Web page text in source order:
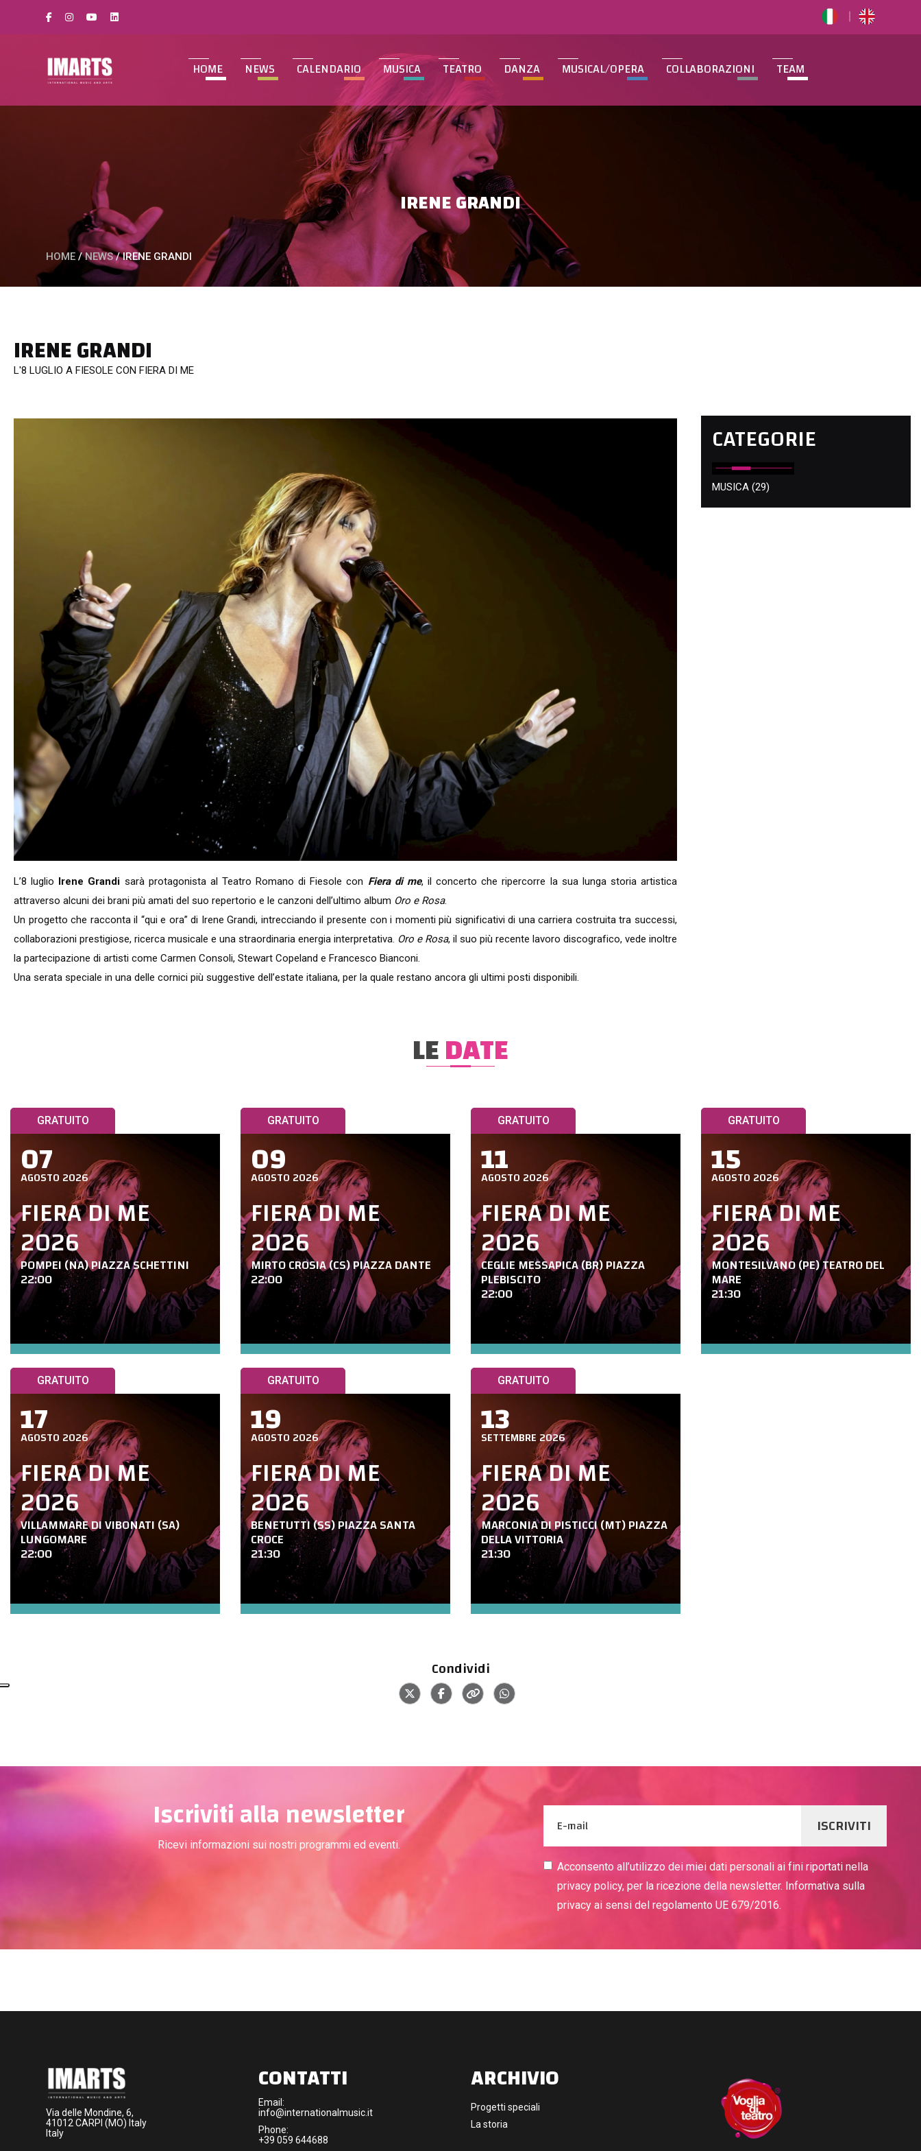
HOME NEWS CALENDARIO MUSICA TEATRO DANZA MUSICAL/OPERA COLLABORAZIONI TEAM
IRENE GRANDI
HOME / NEWS / IRENE GRANDI
IRENE GRANDI
L'8 LUGLIO A FIESOLE CON FIERA DI ME
L’8 luglio Irene Grandi sarà protagonista al Teatro Romano di Fiesole con Fiera di me, il concerto che ripercorre la sua lunga storia artistica
attraverso alcuni dei brani più amati del suo repertorio e le canzoni dell’ultimo album Oro e Rosa.
Un progetto che racconta il “qui e ora” di Irene Grandi, intrecciando il presente con i momenti più significativi di una carriera costruita tra successi,
collaborazioni prestigiose, ricerca musicale e una straordinaria energia interpretativa. Oro e Rosa, il suo più recente lavoro discografico, vede inoltre
la partecipazione di artisti come Carmen Consoli, Stewart Copeland e Francesco Bianconi.
Una serata speciale in una delle cornici più suggestive dell’estate italiana, per la quale restano ancora gli ultimi posti disponibili.
CATEGORIE
MUSICA (29)
LEDATE
GRATUITO
07
AGOSTO 2026
FIERA DI ME
2026
POMPEI (NA) PIAZZA SCHETTINI
22:00
GRATUITO
09
AGOSTO 2026
FIERA DI ME
2026
MIRTO CROSIA (CS) PIAZZA DANTE
22:00
GRATUITO
11
AGOSTO 2026
FIERA DI ME
2026
CEGLIE MESSAPICA (BR) PIAZZA
PLEBISCITO
22:00
GRATUITO
15
AGOSTO 2026
FIERA DI ME
2026
MONTESILVANO (PE) TEATRO DEL
MARE
21:30
GRATUITO
17
AGOSTO 2026
FIERA DI ME
2026
VILLAMMARE DI VIBONATI (SA)
LUNGOMARE
22:00
GRATUITO
19
AGOSTO 2026
FIERA DI ME
2026
BENETUTTI (SS) PIAZZA SANTA
CROCE
21:30
GRATUITO
13
SETTEMBRE 2026
FIERA DI ME
2026
MARCONIA DI PISTICCI (MT) PIAZZA
DELLA VITTORIA
21:30
Condividi
Iscriviti alla newsletter
Ricevi informazioni sui nostri programmi ed eventi.
ISCRIVITI
Acconsento all’utilizzo dei miei dati personali ai fini riportati nella
privacy policy, per la ricezione della newsletter. Informativa sulla
privacy ai sensi del regolamento UE 679/2016.
Via delle Mondine, 6,
41012 CARPI (MO) Italy
Italy
CONTATTI
Email:
info@internationalmusic.it
Phone:
+39 059 644688
ARCHIVIO
Progetti speciali
La storia